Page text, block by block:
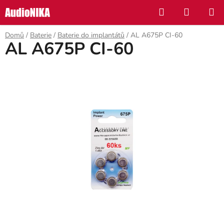
na
obsah
Hledat
KOŠÍK
Domů / Baterie / Baterie do implantátů / AL A675P CI-60
AL A675P CI-60